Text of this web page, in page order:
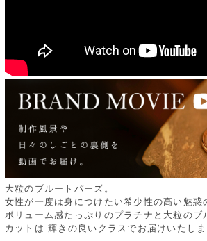
大粒のブルートパーズ。
女性が一度は身につけたい希少性の高い魅惑
ボリューム感たっぷりのプラチナと大粒のブ
カットは 輝きの良いクラスでお届けいたしま